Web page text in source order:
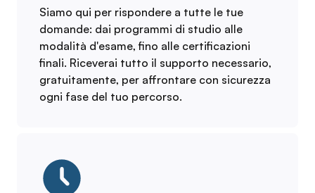
Siamo qui per rispondere a tutte le tue
domande: dai programmi di studio alle
modalità d'esame, fino alle certificazioni
finali. Riceverai tutto il supporto necessario,
gratuitamente, per affrontare con sicurezza
ogni fase del tuo percorso.